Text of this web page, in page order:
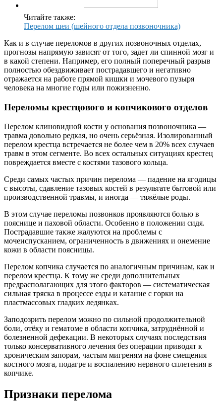
Читайте также:
Перелом шеи (шейного отдела позвоночника)
Как и в случае переломов в других позвоночных отделах,
прогнозы напрямую зависят от того, задет ли спинной мозг и
в какой степени. Например, его полный поперечный разрыв
полностью обездвиживает пострадавшего и негативно
отражается на работе прямой кишки и мочевого пузыря
человека на многие годы или пожизненно.
Переломы крестцового и копчикового отделов
Перелом клиновидной кости у основания позвоночника —
травма довольно редкая, но очень серьёзная. Изолированный
перелом крестца встречается не более чем в 20% всех случаев
травм в этом сегменте. Во всех остальных ситуациях крестец
повреждается вместе с костями тазового кольца.
Среди самых частых причин перелома — падение на ягодицы
с высоты, сдавление тазовых костей в результате бытовой или
производственной травмы, и иногда — тяжёлые роды.
В этом случае переломы позвонков проявляются болью в
пояснице и паховой области. Особенно в положении сидя.
Пострадавшие также жалуются на проблемы с
мочеиспусканием, ограниченность в движениях и онемение
кожи в области поясницы.
Перелом копчика случается по аналогичным причинам, как и
перелом крестца. К тому же среди дополнительных
предрасполагающих для этого факторов — систематическая
сильная тряска в процессе езды и катание с горки на
пластмассовых гладких ледянках.
Заподозрить перелом можно по сильной продолжительной
боли, отёку и гематоме в области копчика, затруднённой и
болезненной дефекации. В некоторых случаях последствия
только консервативного лечения без операции приводят к
хроническим запорам, частым мигреням на фоне смещения
костного мозга, подагре и воспалению нервного сплетения в
копчике.
Признаки перелома